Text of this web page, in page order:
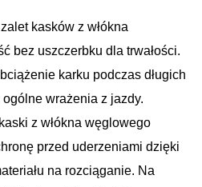
kasków z włókna
bez uszczerbku dla trwałości.
karku podczas długich
wrażenia z jazdy.
z włókna węglowego
przed uderzeniami dzięki
na rozciąganie. Na